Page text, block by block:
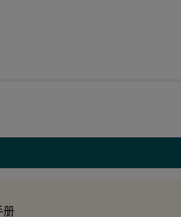
册